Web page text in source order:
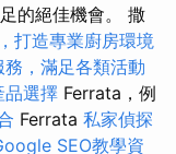
的絕佳機會。 撒
打造專業廚房環境
務，滿足各類活動
品選擇 Ferrata，例
Ferrata 私家偵探
SEO教學資